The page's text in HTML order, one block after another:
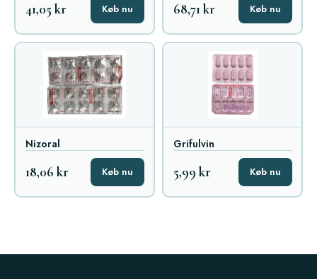
41,05 kr Køb nu 68,71 kr Køb nu
Nizoral
18,06 kr Køb nu
Grifulvin
5,99 kr Køb nu